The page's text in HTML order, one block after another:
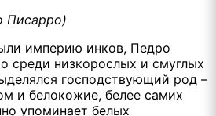
Писарро)
империю инков, Педро
среди низкорослых и смуглых
господствующий род –
и белокожие, белее самих
упоминает белых